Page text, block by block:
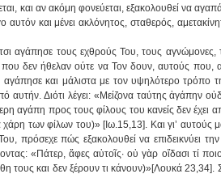
και αν ακόμη φονεύεται, εξακολουθεί να
αυτόν και μένει ακλόνητος, σταθερός,
αγάπησε τους εχθρούς Του, τους
δεν ήθελαν ούτε να Τον δουν, αυτούς που,
αγάπησε και μάλιστα με τον υψηλότερο τρόπο
αυτήν. Διότι λέγει: «Μείζονα ταύτης ἀγάπην
αγάπη προς τους φίλους του κανείς δεν έχει
χάρη των φίλων του)» [Ιω.15,13]. Και γι’ αυτούς
πρόσεχε πώς εξακολουθεί να επιδεικνύει
«Πάτερ, ἄφες αὐτοῖς· οὐ γὰρ οἴδασι τί
τους και δεν ξέρουν τι κάνουν)»[Λουκά 23,34].